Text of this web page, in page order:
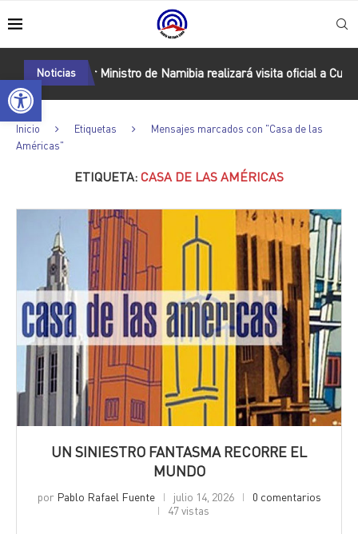
Abrir barra de herramientas
Noticias
Primer Ministro de Namibia realizará visita oficial a Cuba
Inicio Etiquetas
Mensajes marcados con "Casa de las
Américas"
ETIQUETA: CASA DE LAS AMÉRICAS
UN SINIESTRO FANTASMA RECORRE EL
MUNDO
por Pablo Rafael Fuente julio 14, 2026
0 comentarios
47 vistas